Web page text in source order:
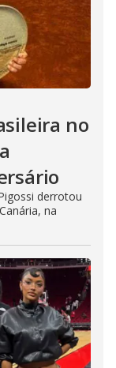
no
derrotou
na